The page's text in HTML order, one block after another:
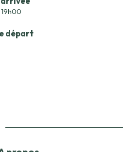
départ